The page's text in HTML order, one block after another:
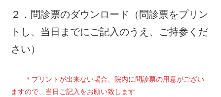
２．問診票のダウンロード（問診票をプリン
トし、当日までにご記入のうえ、ご持参くだ
さい）
＊プリントが出来ない場合、院内に問診票の用意がござい
ますので、当日ご記入をお願い致します